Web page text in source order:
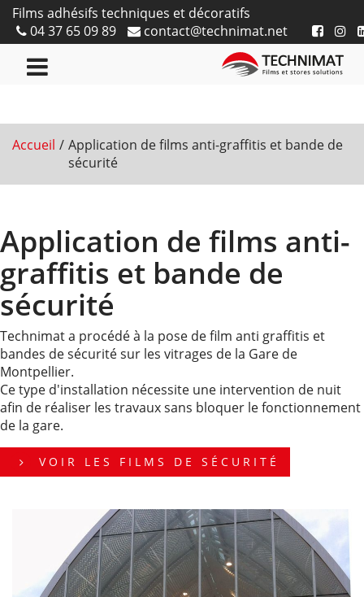
Application de films anti-
graffitis et bande de
sécurité
Technimat a procédé à la pose de film anti graffitis et
bandes de sécurité sur les vitrages de la Gare de
Montpellier.
Ce type d'installation nécessite une intervention de nuit
afin de réaliser les travaux sans bloquer le fonctionnement
de la gare.
VOIR LES FILMS DE SÉCURITÉ
Films adhésifs techniques et décoratifs
04 37 65 09 89
contact@technimat.net
Accueil
Application de films anti-graffitis et bande de
sécurité